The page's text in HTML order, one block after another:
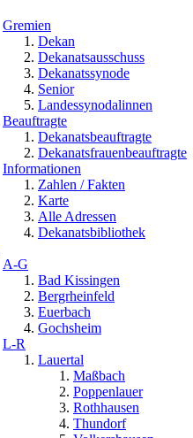
Gremien
Dekan
Dekanatsausschuss
Dekanatssynode
Senior
Landessynodalinnen
Beauftragte
Dekanatsbeauftragte
Dekanatsfrauenbeauftragte
Informationen
Zahlen / Fakten
Karte
Alle Adressen
Dekanatsbibliothek
A-G
Bad Kissingen
Bergrheinfeld
Euerbach
Gochsheim
L-R
Lauertal
Maßbach
Poppenlauer
Rothhausen
Thundorf